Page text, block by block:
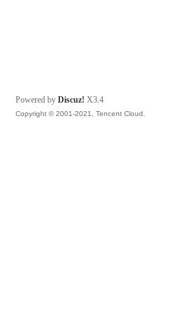
Powered by Discuz! X3.4
Copyright © 2001-2021, Tencent Cloud.